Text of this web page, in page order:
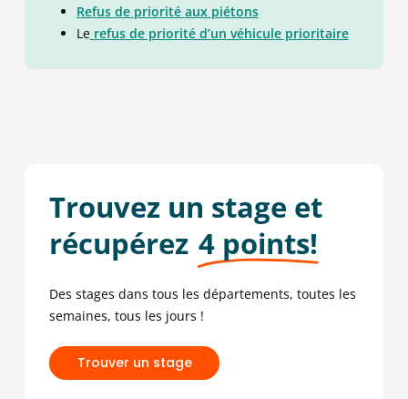
375
Refus de priorité aux piétons
Lerefus de priorité d’un véhicule prioritaire
Trouvez un stage et
récupérez 4 points!
Des stages dans tous les départements, toutes les
semaines, tous les jours !
Trouver un stage